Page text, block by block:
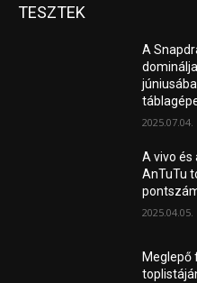
TESZTEK
A
2025.07.04.
A vivo és
AnTuTu
2025.04.05.
Meglepő